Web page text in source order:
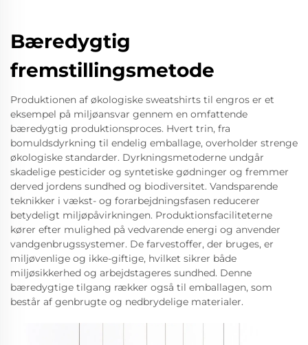
Bæredygtig
fremstillingsmetode
Produktionen af økologiske sweatshirts til engros er et
eksempel på miljøansvar gennem en omfattende
bæredygtig produktionsproces. Hvert trin, fra
bomuldsdyrkning til endelig emballage, overholder strenge
økologiske standarder. Dyrkningsmetoderne undgår
skadelige pesticider og syntetiske gødninger og fremmer
derved jordens sundhed og biodiversitet. Vandsparende
teknikker i vækst- og forarbejdningsfasen reducerer
betydeligt miljøpåvirkningen. Produktionsfaciliteterne
kører efter mulighed på vedvarende energi og anvender
vandgenbrugssystemer. De farvestoffer, der bruges, er
miljøvenlige og ikke-giftige, hvilket sikrer både
miljøsikkerhed og arbejdstageres sundhed. Denne
bæredygtige tilgang rækker også til emballagen, som
består af genbrugte og nedbrydelige materialer.